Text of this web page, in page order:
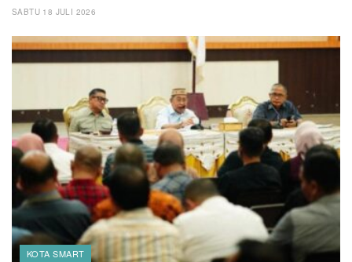
SABTU 18 JULI 2026
KOTA SMART